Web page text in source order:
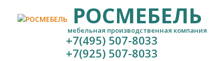
РОСМЕБЕЛЬ
мебельная производственная компания
+7(495) 507-8033
+7(925) 507-8033